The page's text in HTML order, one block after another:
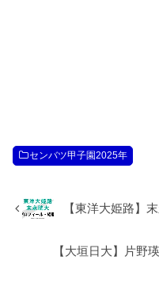
センバツ甲子園2025年
【東洋大姫路】
【大垣日大】片野